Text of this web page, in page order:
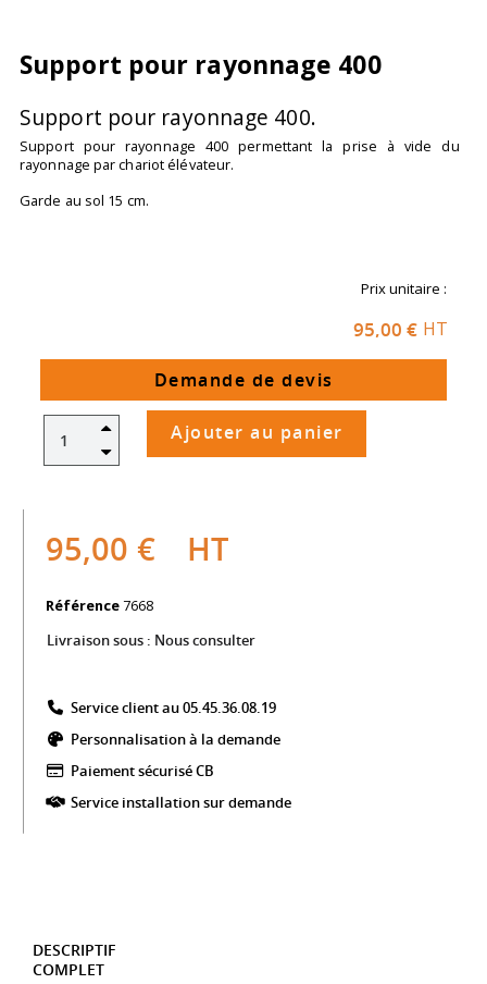
Support pour rayonnage 400
Support pour rayonnage 400.
Support pour rayonnage 400 permettant la prise à vide du
rayonnage par chariot élévateur.
Garde au sol 15 cm.
Prix unitaire :
95,00 € HT
Demande de devis
Ajouter au panier
95,00 € HT
Référence 7668
Livraison sous : Nous consulter
Service client au 05.45.36.08.19​
Personnalisation à la demande
Paiement sécurisé CB​
Service installation sur demande
DESCRIPTIF
COMPLET